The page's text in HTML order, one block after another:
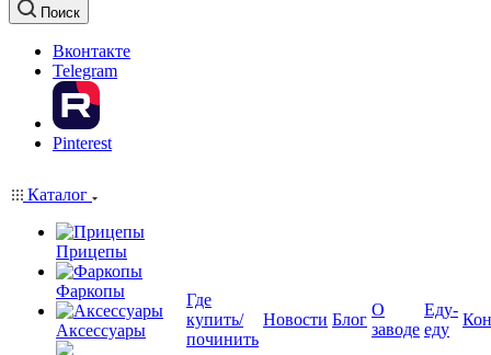
Поиск
Вконтакте
Telegram
Pinterest
Каталог
Прицепы
Фаркопы
Аксессуары
Где
купить/
починить
Новости Блог
О
заводе
Еду-
еду